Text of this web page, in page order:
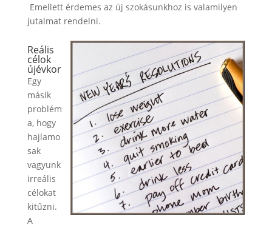
Emellett érdemes az új szokásunkhoz is valamilyen
jutalmat rendelni.
Reális
célok
újévkor
Egy
másik
problém
a, hogy
hajlamo
sak
vagyunk
irreális
célokat
kitűzni.
A